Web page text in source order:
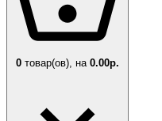
0 товар(ов), на 0.00р.